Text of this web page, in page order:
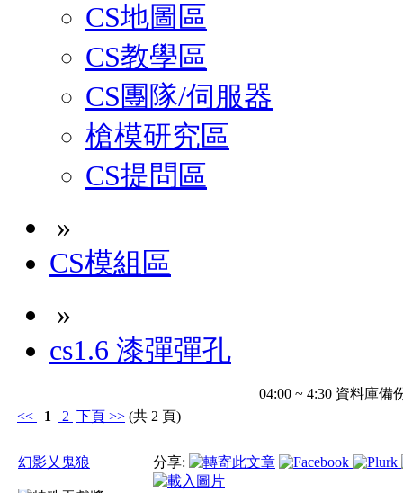
CS地圖區
CS教學區
CS團隊/伺服器
槍模研究區
CS提問區
»
CS模組區
»
cs1.6 漆彈彈孔
04:00 ~ 4:30 資料庫
<<
1 2 下頁 >> (共 2 頁)
幻影乂鬼狼 分享: